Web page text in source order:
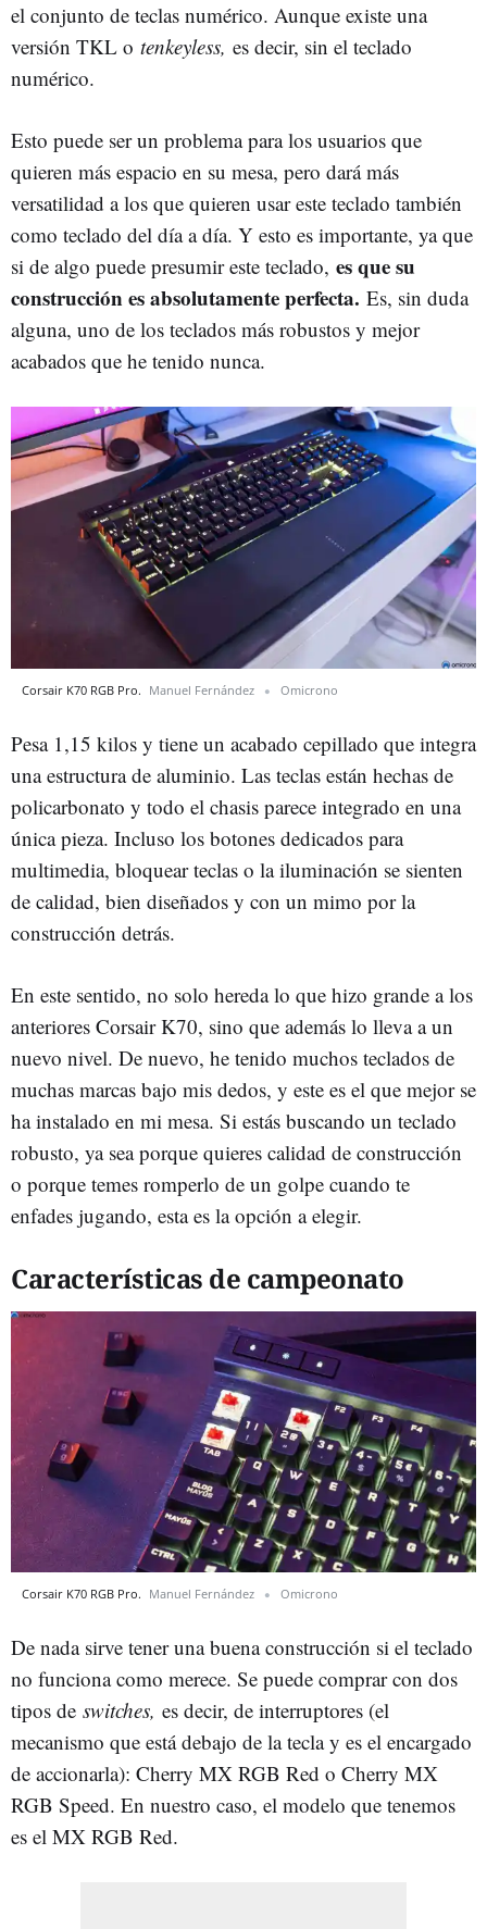
el conjunto de teclas numérico. Aunque existe una
versión TKL o tenkeyless, es decir, sin el teclado
numérico.
Esto puede ser un problema para los usuarios que
quieren más espacio en su mesa, pero dará más
versatilidad a los que quieren usar este teclado también
como teclado del día a día. Y esto es importante, ya que
si de algo puede presumir este teclado, es que su
construcción es absolutamente perfecta. Es, sin duda
alguna, uno de los teclados más robustos y mejor
acabados que he tenido nunca.
Corsair K70 RGB Pro. Manuel Fernández Omicrono
Pesa 1,15 kilos y tiene un acabado cepillado que integra
una estructura de aluminio. Las teclas están hechas de
policarbonato y todo el chasis parece integrado en una
única pieza. Incluso los botones dedicados para
multimedia, bloquear teclas o la iluminación se sienten
de calidad, bien diseñados y con un mimo por la
construcción detrás.
En este sentido, no solo hereda lo que hizo grande a los
anteriores Corsair K70, sino que además lo lleva a un
nuevo nivel. De nuevo, he tenido muchos teclados de
muchas marcas bajo mis dedos, y este es el que mejor se
ha instalado en mi mesa. Si estás buscando un teclado
robusto, ya sea porque quieres calidad de construcción
o porque temes romperlo de un golpe cuando te
enfades jugando, esta es la opción a elegir.
Características de campeonato
Corsair K70 RGB Pro. Manuel Fernández Omicrono
De nada sirve tener una buena construcción si el teclado
no funciona como merece. Se puede comprar con dos
tipos de switches, es decir, de interruptores (el
mecanismo que está debajo de la tecla y es el encargado
de accionarla): Cherry MX RGB Red o Cherry MX
RGB Speed. En nuestro caso, el modelo que tenemos
es el MX RGB Red.